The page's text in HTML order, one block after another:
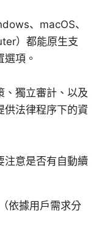
、macOS、
）都能原生支
項。
、獨立審計、以及
供法律程序下的資
注意是否有自動續
依據用戶需求分